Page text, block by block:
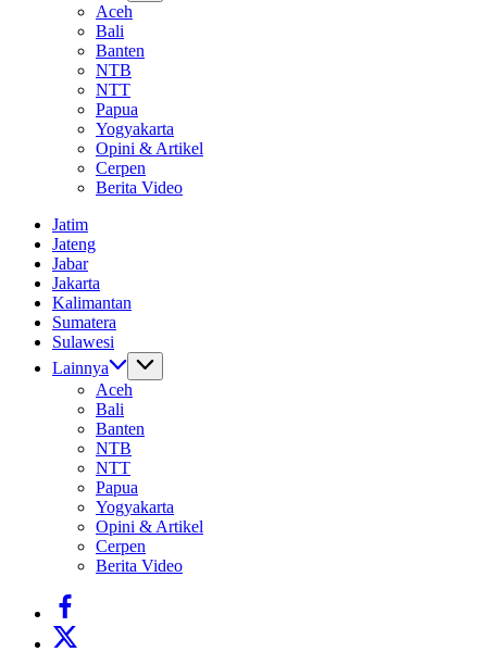
Aceh
Bali
Banten
NTB
NTT
Papua
Yogyakarta
Opini & Artikel
Cerpen
Berita Video
Jatim
Jateng
Jabar
Jakarta
Kalimantan
Sumatera
Sulawesi
Lainnya
Aceh
Bali
Banten
NTB
NTT
Papua
Yogyakarta
Opini & Artikel
Cerpen
Berita Video
https://www.facebook.com/
https://twitter.com/